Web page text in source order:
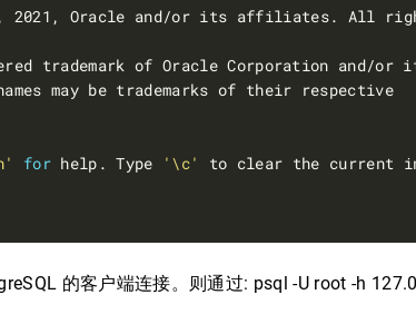
for help. Type '\c'
的客户端连接。则通过: psql -U root -h